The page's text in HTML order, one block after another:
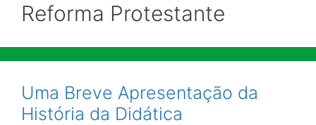
Reforma Protestante
Uma Breve Apresentação da
História da Didática